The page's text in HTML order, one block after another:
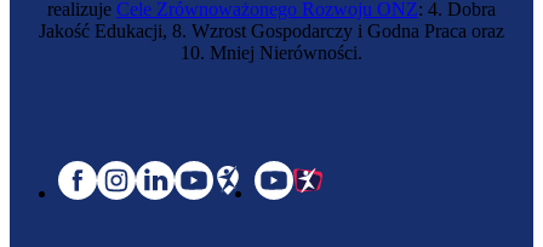
realizuje Cele Zrównoważonego Rozwoju ONZ: 4. Dobra
Jakość Edukacji, 8. Wzrost Gospodarczy i Godna Praca oraz
10. Mniej Nierówności.